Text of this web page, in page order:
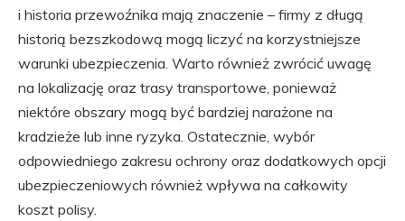
i historia przewoźnika mają znaczenie – firmy z długą
historią bezszkodową mogą liczyć na korzystniejsze
warunki ubezpieczenia. Warto również zwrócić uwagę
na lokalizację oraz trasy transportowe, ponieważ
niektóre obszary mogą być bardziej narażone na
kradzieże lub inne ryzyka. Ostatecznie, wybór
odpowiedniego zakresu ochrony oraz dodatkowych opcji
ubezpieczeniowych również wpływa na całkowity
koszt polisy.